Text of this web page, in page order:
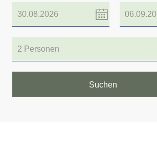
2 Personen
Suchen